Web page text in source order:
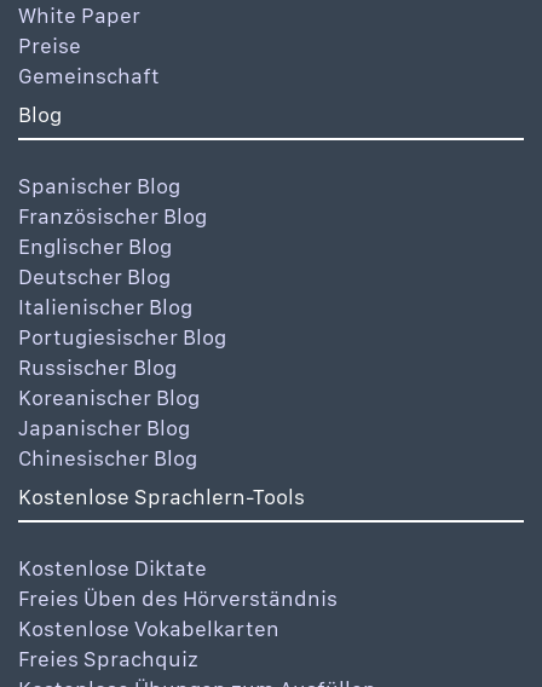
White Paper
Preise
Gemeinschaft
Blog
Spanischer Blog
Französischer Blog
Englischer Blog
Deutscher Blog
Italienischer Blog
Portugiesischer Blog
Russischer Blog
Koreanischer Blog
Japanischer Blog
Chinesischer Blog
Kostenlose Sprachlern-Tools
Kostenlose Diktate
Freies Üben des Hörverständnis
Kostenlose Vokabelkarten
Freies Sprachquiz